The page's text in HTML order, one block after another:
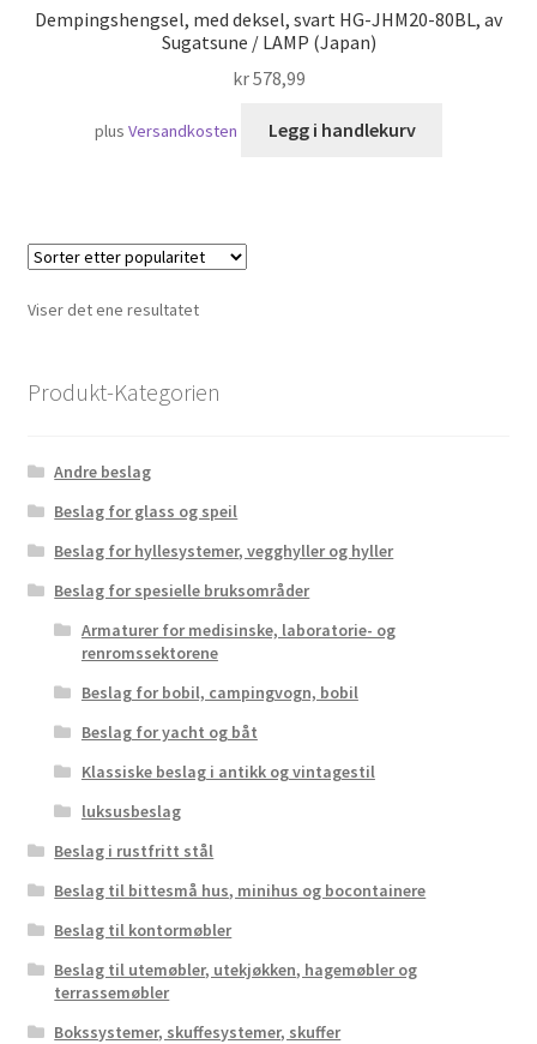
Dempingshengsel, med deksel, svart HG-JHM20-80BL, av
Sugatsune / LAMP (Japan)
kr578,99
plus Versandkosten Legg i handlekurv
Viser det ene resultatet
Produkt-Kategorien
Andre beslag
Beslag for glass og speil
Beslag for hyllesystemer, vegghyller og hyller
Beslag for spesielle bruksområder
Armaturer for medisinske, laboratorie- og
renromssektorene
Beslag for bobil, campingvogn, bobil
Beslag for yacht og båt
Klassiske beslag i antikk og vintagestil
luksusbeslag
Beslag i rustfritt stål
Beslag til bittesmå hus, minihus og bocontainere
Beslag til kontormøbler
Beslag til utemøbler, utekjøkken, hagemøbler og
terrassemøbler
Bokssystemer, skuffesystemer, skuffer